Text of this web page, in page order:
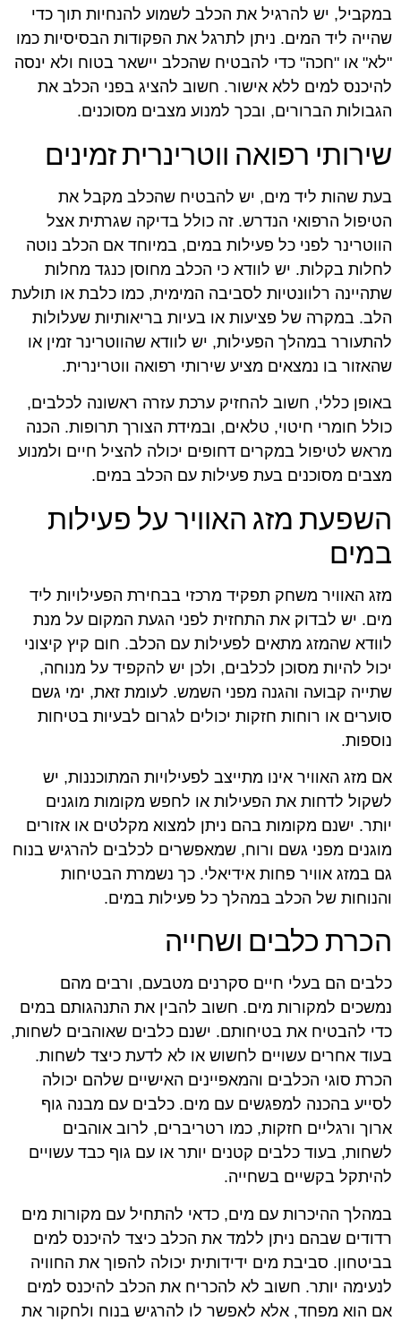
במקביל, יש להרגיל את הכלב לשמוע להנחיות תוך כדי
שהייה ליד המים. ניתן לתרגל את הפקודות הבסיסיות כמו
"לא" או "חכה" כדי להבטיח שהכלב יישאר בטוח ולא ינסה
להיכנס למים ללא אישור. חשוב להציג בפני הכלב את
הגבולות הברורים, ובכך למנוע מצבים מסוכנים.
שירותי רפואה ווטרינרית זמינים
בעת שהות ליד מים, יש להבטיח שהכלב מקבל את
הטיפול הרפואי הנדרש. זה כולל בדיקה שגרתית אצל
הווטרינר לפני כל פעילות במים, במיוחד אם הכלב נוטה
לחלות בקלות. יש לוודא כי הכלב מחוסן כנגד מחלות
שתהיינה רלוונטיות לסביבה המימית, כמו כלבת או תולעת
הלב. במקרה של פציעות או בעיות בריאותיות שעלולות
להתעורר במהלך הפעילות, יש לוודא שהווטרינר זמין או
שהאזור בו נמצאים מציע שירותי רפואה ווטרינרית.
באופן כללי, חשוב להחזיק ערכת עזרה ראשונה לכלבים,
כולל חומרי חיטוי, טלאים, ובמידת הצורך תרופות. הכנה
מראש לטיפול במקרים דחופים יכולה להציל חיים ולמנוע
מצבים מסוכנים בעת פעילות עם הכלב במים.
השפעת מזג האוויר על פעילות
במים
מזג האוויר משחק תפקיד מרכזי בבחירת הפעילויות ליד
מים. יש לבדוק את התחזית לפני הגעת המקום על מנת
לוודא שהמזג מתאים לפעילות עם הכלב. חום קיץ קיצוני
יכול להיות מסוכן לכלבים, ולכן יש להקפיד על מנוחה,
שתייה קבועה והגנה מפני השמש. לעומת זאת, ימי גשם
סוערים או רוחות חזקות יכולים לגרום לבעיות בטיחות
נוספות.
אם מזג האוויר אינו מתייצב לפעילויות המתוכננות, יש
לשקול לדחות את הפעילות או לחפש מקומות מוגנים
יותר. ישנם מקומות בהם ניתן למצוא מקלטים או אזורים
מוגנים מפני גשם ורוח, שמאפשרים לכלבים להרגיש בנוח
גם במזג אוויר פחות אידיאלי. כך נשמרת הבטיחות
והנוחות של הכלב במהלך כל פעילות במים.
הכרת כלבים ושחייה
כלבים הם בעלי חיים סקרנים מטבעם, ורבים מהם
נמשכים למקורות מים. חשוב להבין את התנהגותם במים
כדי להבטיח את בטיחותם. ישנם כלבים שאוהבים לשחות,
בעוד אחרים עשויים לחשוש או לא לדעת כיצד לשחות.
הכרת סוגי הכלבים והמאפיינים האישיים שלהם יכולה
לסייע בהכנה למפגשים עם מים. כלבים עם מבנה גוף
ארוך ורגליים חזקות, כמו רטריברים, לרוב אוהבים
לשחות, בעוד כלבים קטנים יותר או עם גוף כבד עשויים
להיתקל בקשיים בשחייה.
במהלך ההיכרות עם מים, כדאי להתחיל עם מקורות מים
רדודים שבהם ניתן ללמד את הכלב כיצד להיכנס למים
בביטחון. סביבת מים ידידותית יכולה להפוך את החוויה
לנעימה יותר. חשוב לא להכריח את הכלב להיכנס למים
אם הוא מפחד, אלא לאפשר לו להרגיש בנוח ולחקור את